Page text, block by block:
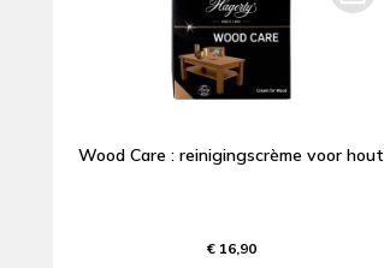
Wood Care : reinigingscrème voor hout
€ 16,90